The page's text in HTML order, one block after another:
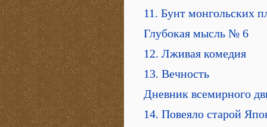
11. Бунт монгольских
Глубокая мысль № 6
12. Лживая комедия
13. Вечность
Дневник всемирного
14. Повеяло старой